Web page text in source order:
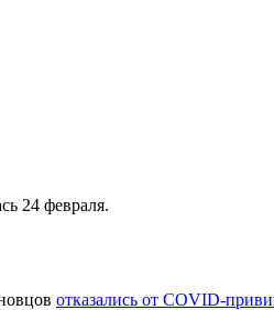
24 февраля.
отказались от COVID-